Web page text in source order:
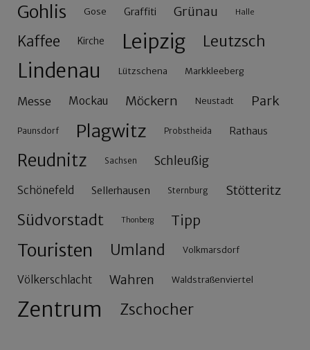
Gohlis Gose Graffiti Grünau Halle
Kaffee Kirche Leipzig Leutzsch
Lindenau Lützschena Markkleeberg
Messe Mockau Möckern Neustadt Park
Paunsdorf Plagwitz Probstheida Rathaus
Reudnitz Sachsen Schleußig
Schönefeld Sellerhausen Sternburg Stötteritz
Südvorstadt Thonberg Tipp
Touristen Umland Volkmarsdorf
Völkerschlacht Wahren Waldstraßenviertel
Zentrum Zschocher